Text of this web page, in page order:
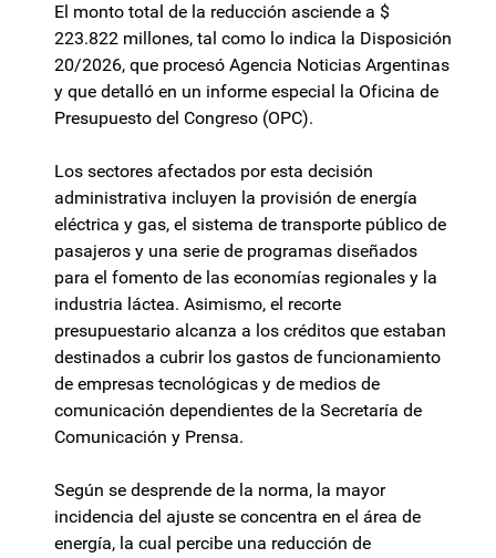
El monto total de la reducción asciende a $
223.822 millones, tal como lo indica la Disposición
20/2026, que procesó Agencia Noticias Argentinas
y que detalló en un informe especial la Oficina de
Presupuesto del Congreso (OPC).
Los sectores afectados por esta decisión
administrativa incluyen la provisión de energía
eléctrica y gas, el sistema de transporte público de
pasajeros y una serie de programas diseñados
para el fomento de las economías regionales y la
industria láctea. Asimismo, el recorte
presupuestario alcanza a los créditos que estaban
destinados a cubrir los gastos de funcionamiento
de empresas tecnológicas y de medios de
comunicación dependientes de la Secretaría de
Comunicación y Prensa.
Según se desprende de la norma, la mayor
incidencia del ajuste se concentra en el área de
energía, la cual percibe una reducción de